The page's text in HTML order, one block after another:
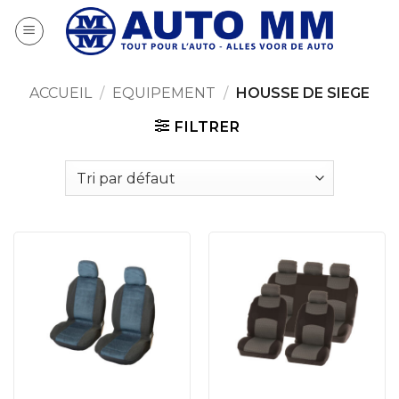
au
ACCUEIL / EQUIPEMENT / HOUSSE DE SIEGE
FILTRER